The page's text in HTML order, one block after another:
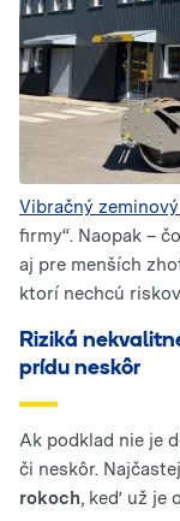
Vibračný
firmy“. Naopak –
aj pre menších
ktorí nechcú
Riziká
prídu neskôr
Ak podklad nie je
či neskôr.
rokoch, keď už je